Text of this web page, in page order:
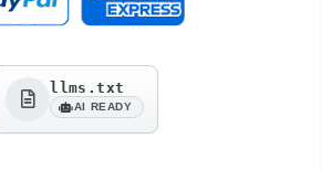
llms.txt
AI READY